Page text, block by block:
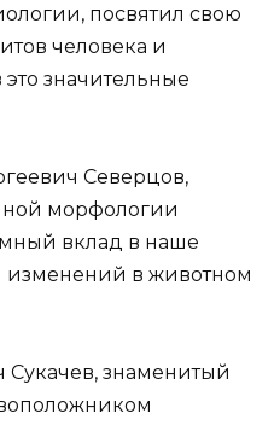
посвятил свою
человека и
значительные
Северцов,
морфологии
вклад в наше
изменений в животном
знаменитый